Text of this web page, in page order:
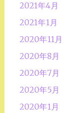
2021年4月
2021年1月
2020年11月
2020年8月
2020年7月
2020年5月
2020年1月